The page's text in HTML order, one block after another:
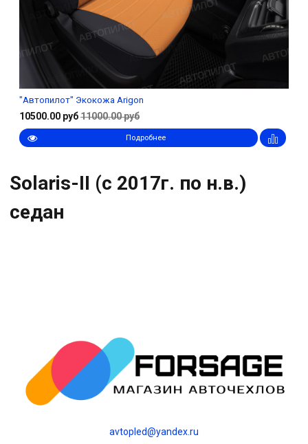
"Автопилот" Экокожа Arigon
10500.00 руб11000.00 руб
Подробнее
Solaris-II (с 2017г. по н.в.)
седан
avtopled@yandex.ru